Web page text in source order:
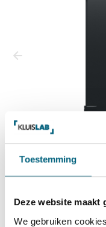
Toestemming
Deze website maakt
We gebruiken
Chubbsafes
Chubbsafes
24.019,-